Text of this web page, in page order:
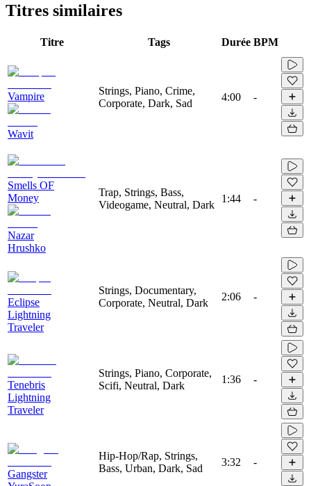
Titres similaires
Titre Tags Durée BPM
Vampire
Wavit
Strings, Piano, Crime,
Corporate, Dark, Sad
4:00 -
Smells OF
Money
Nazar
Hrushko
Trap, Strings, Bass,
Videogame, Neutral, Dark
1:44 -
Eclipse
Lightning
Traveler
Strings, Documentary,
Corporate, Neutral, Dark
2:06 -
Tenebris
Lightning
Traveler
Strings, Piano, Corporate,
Scifi, Neutral, Dark
1:36 -
Gangster
Hip-Hop/Rap, Strings,
Bass, Urban, Dark, Sad
3:32 -